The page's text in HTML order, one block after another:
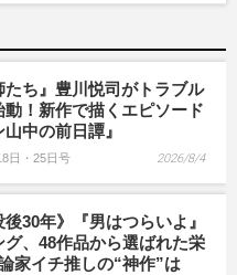
ち』豊川悦司がトラブル
動！新作で描くエピソード
中の前日譚』
日・25日号 2026/8/4
後30年》『男はつらいよ』
グ、48作品から選ばれた栄
家イチ推しの“神作”は